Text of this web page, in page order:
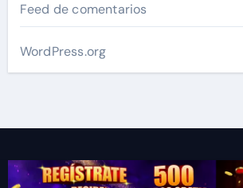
Feed de comentarios
WordPress.org